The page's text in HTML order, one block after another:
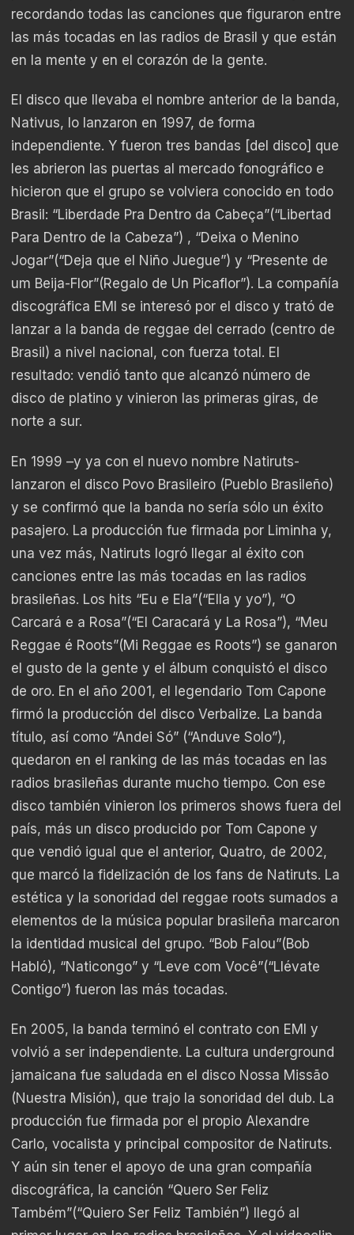
recordando todas las canciones que figuraron entre
las más tocadas en las radios de Brasil y que están
en la mente y en el corazón de la gente.
El disco que llevaba el nombre anterior de la banda,
Nativus, lo lanzaron en 1997, de forma
independiente. Y fueron tres bandas [del disco] que
les abrieron las puertas al mercado fonográfico e
hicieron que el grupo se volviera conocido en todo
Brasil: “Liberdade Pra Dentro da Cabeça”(“Libertad
Para Dentro de la Cabeza”) , “Deixa o Menino
Jogar”(“Deja que el Niño Juegue”) y “Presente de
um Beija-Flor”(Regalo de Un Picaflor”). La compañía
discográfica EMI se interesó por el disco y trató de
lanzar a la banda de reggae del cerrado (centro de
Brasil) a nivel nacional, con fuerza total. El
resultado: vendió tanto que alcanzó número de
disco de platino y vinieron las primeras giras, de
norte a sur.
En 1999 –y ya con el nuevo nombre Natiruts-
lanzaron el disco Povo Brasileiro (Pueblo Brasileño)
y se confirmó que la banda no sería sólo un éxito
pasajero. La producción fue firmada por Liminha y,
una vez más, Natiruts logró llegar al éxito con
canciones entre las más tocadas en las radios
brasileñas. Los hits “Eu e Ela”(“Ella y yo”), “O
Carcará e a Rosa”(“El Caracará y La Rosa”), “Meu
Reggae é Roots”(Mi Reggae es Roots”) se ganaron
el gusto de la gente y el álbum conquistó el disco
de oro. En el año 2001, el legendario Tom Capone
firmó la producción del disco Verbalize. La banda
título, así como “Andei Só” (“Anduve Solo”),
quedaron en el ranking de las más tocadas en las
radios brasileñas durante mucho tiempo. Con ese
disco también vinieron los primeros shows fuera del
país, más un disco producido por Tom Capone y
que vendió igual que el anterior, Quatro, de 2002,
que marcó la fidelización de los fans de Natiruts. La
estética y la sonoridad del reggae roots sumados a
elementos de la música popular brasileña marcaron
la identidad musical del grupo. “Bob Falou”(Bob
Habló), “Naticongo” y “Leve com Você”(“Llévate
Contigo”) fueron las más tocadas.
En 2005, la banda terminó el contrato con EMI y
volvió a ser independiente. La cultura underground
jamaicana fue saludada en el disco Nossa Missão
(Nuestra Misión), que trajo la sonoridad del dub. La
producción fue firmada por el propio Alexandre
Carlo, vocalista y principal compositor de Natiruts.
Y aún sin tener el apoyo de una gran compañía
discográfica, la canción “Quero Ser Feliz
Também”(“Quiero Ser Feliz También”) llegó al